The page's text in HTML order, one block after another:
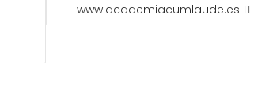
www.academiacumlaude.es